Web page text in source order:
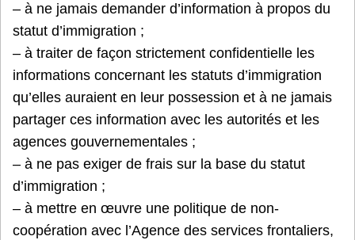
– à ne jamais demander d’information à propos du
statut d’immigration ;
– à traiter de façon strictement confidentielle les
informations concernant les statuts d’immigration
qu’elles auraient en leur possession et à ne jamais
partager ces information avec les autorités et les
agences gouvernementales ;
– à ne pas exiger de frais sur la base du statut
d’immigration ;
– à mettre en œuvre une politique de non-
coopération avec l’Agence des services frontaliers,